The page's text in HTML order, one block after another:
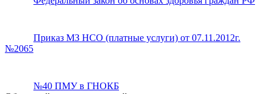
Приказ МЗ НСО (платные услуги) от 07.11.2012г.
№2065
№40 ПМУ в ГНОКБ